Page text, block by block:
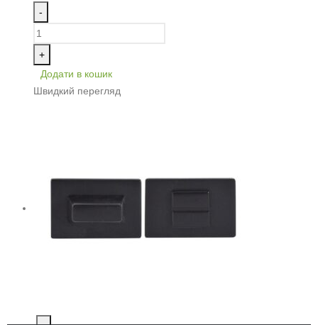
-
+
Додати в кошик
Швидкий перегляд